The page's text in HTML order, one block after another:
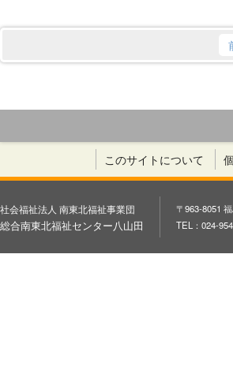
このサイトについて
社会福祉法人 南東北福祉事業団
総合南東北福祉センター八山田
〒963-8051
TEL：024-